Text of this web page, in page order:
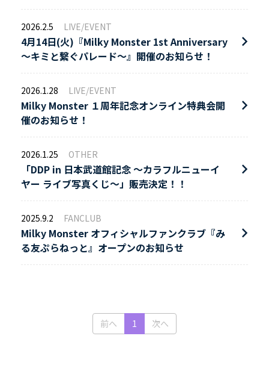
2026.2.5 LIVE/EVENT
4月14日(火)『Milky Monster 1st Anniversary
～キミと繋ぐパレード～』開催のお知らせ！
2026.1.28 LIVE/EVENT
Milky Monster １周年記念オンライン特典会開
催のお知らせ！
2026.1.25 OTHER
「DDP in 日本武道館記念 〜カラフルニューイ
ヤー ライブ写真くじ〜」販売決定！！
2025.9.2 FANCLUB
Milky Monster オフィシャルファンクラブ『み
る友ぷらねっと』オープンのお知らせ
前へ 1 (current)
次へ